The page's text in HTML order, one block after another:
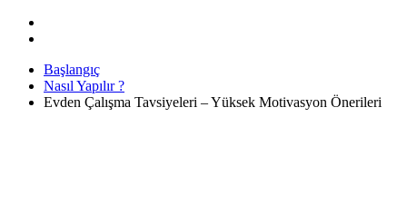
Başlangıç
Nasıl Yapılır ?
Evden Çalışma Tavsiyeleri – Yüksek Motivasyon Önerileri